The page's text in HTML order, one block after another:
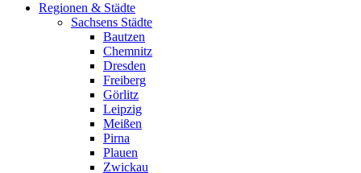
Regionen & Städte
Sachsens Städte
Bautzen
Chemnitz
Dresden
Freiberg
Görlitz
Leipzig
Meißen
Pirna
Plauen
Zwickau